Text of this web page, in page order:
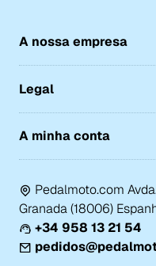
A nossa empresa
Legal
A minha conta
Pedalmoto.com
Granada (18006)
+34 958 13 21 54